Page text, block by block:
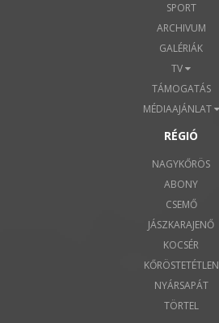
SPORT
ARCHIVUM
GALÉRIÁK
TV
TÁMOGATÁS
MÉDIAAJÁNLAT
RÉGIÓ
NAGYKŐRÖS
ABONY
CSEMŐ
JÁSZKARAJENŐ
KOCSÉR
KŐRÖSTETÉTLEN
NYÁRSAPÁT
TÖRTEL